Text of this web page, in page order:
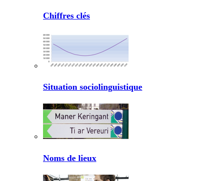
Chiffres clés
Situation sociolinguistique
Noms de lieux